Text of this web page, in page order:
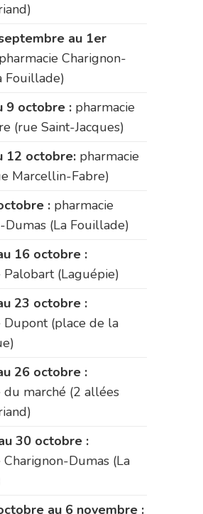
au 1er
pharmacie Charignon-
Fouillade)
9 octobre : pharmacie
(rue Saint-Jacques)
12 octobre: pharmacie
Marcellin-Fabre)
: pharmacie
Dumas (La Fouillade)
16 octobre :
Palobart (Laguépie)
23 octobre :
Dupont (place de la
26 octobre :
du marché (2 allées
30 octobre :
Charignon-Dumas (La
au 6 novembre :